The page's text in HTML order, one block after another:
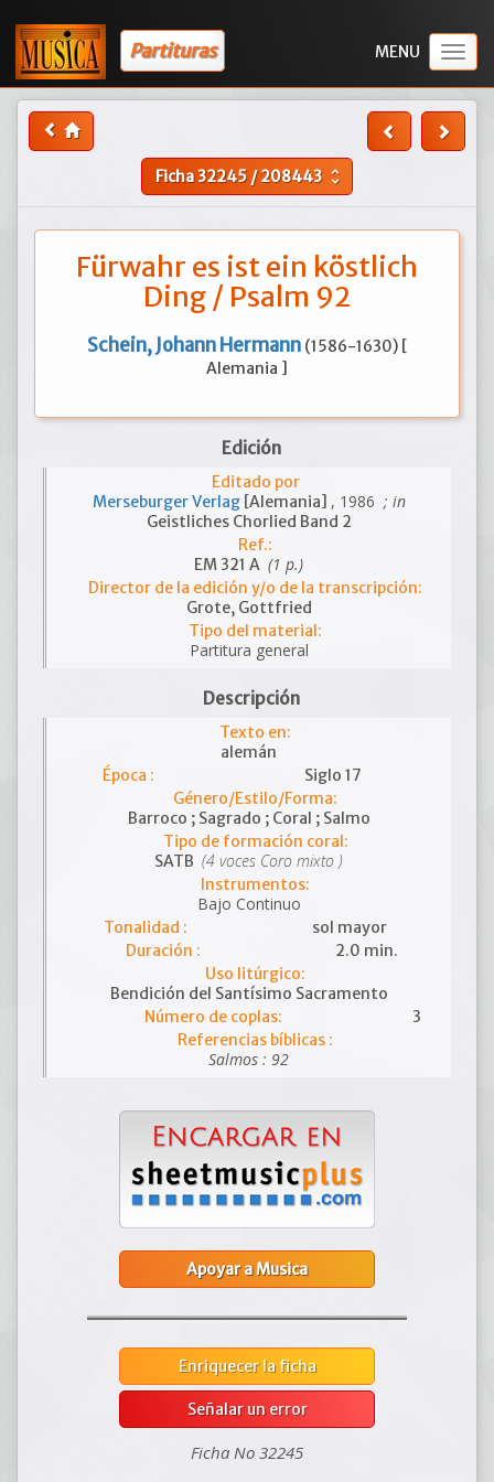
Partituras
Ficha32245 /208443 unfold_more
Fürwahr es ist ein köstlich
Ding / Psalm 92
Schein, Johann Hermann (1586-1630) [
Alemania ]
Edición
Editado por
Merseburger Verlag [Alemania] , 1986 ; in
Geistliches Chorlied Band 2
Ref.:
EM 321 A (1 p.)
Director de la edición y/o de la transcripción:
Grote, Gottfried
Tipo del material:
Partitura general
Descripción
Texto en:
alemán
Época :
Siglo 17
Género/Estilo/Forma:
Barroco ; Sagrado ; Coral ; Salmo
Tipo de formación coral:
SATB (4 voces Coro mixto )
Instrumentos:
Bajo Continuo
Tonalidad :
sol mayor
Duración :
2.0 min.
Uso litúrgico:
Bendición del Santísimo Sacramento
Número de coplas:
3
Referencias bíblicas :
Salmos : 92
Apoyar a Musica
Enriquecer la ficha
Señalar un error
Ficha No 32245